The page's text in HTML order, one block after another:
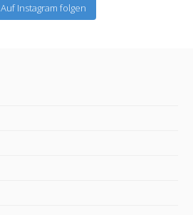
Auf Instagram folgen